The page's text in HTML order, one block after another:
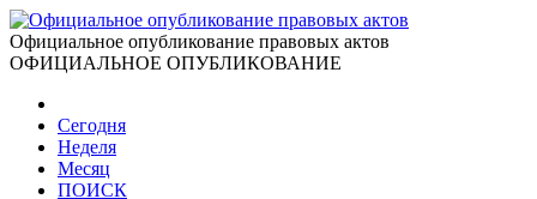
Официальное опубликование правовых актов
ОФИЦИАЛЬНОЕ ОПУБЛИКОВАНИЕ
Сегодня
Неделя
Месяц
ПОИСК